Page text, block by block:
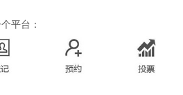
平台：